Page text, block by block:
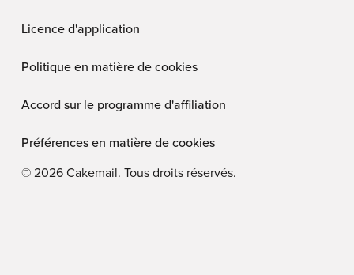
Licence d'application
Politique en matière de cookies
Accord sur le programme d'affiliation
Préférences en matière de cookies
© 2026Cakemail. Tous droits réservés.